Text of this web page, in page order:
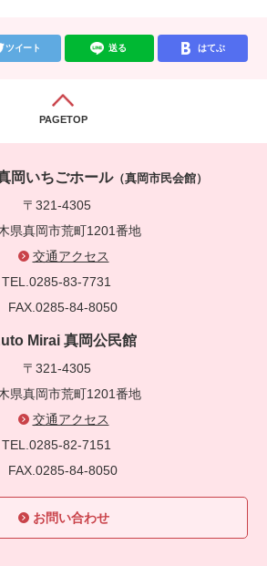
ツイート 送る はてぶ
PAGETOP
岡いちごホール（真岡市民会館）
〒321-4305
県真岡市荒町1201番地
交通アクセス
TEL.0285-83-7731
FAX.0285-84-8050
Mirai 真岡公民館
〒321-4305
県真岡市荒町1201番地
交通アクセス
TEL.0285-82-7151
FAX.0285-84-8050
お問い合わせ